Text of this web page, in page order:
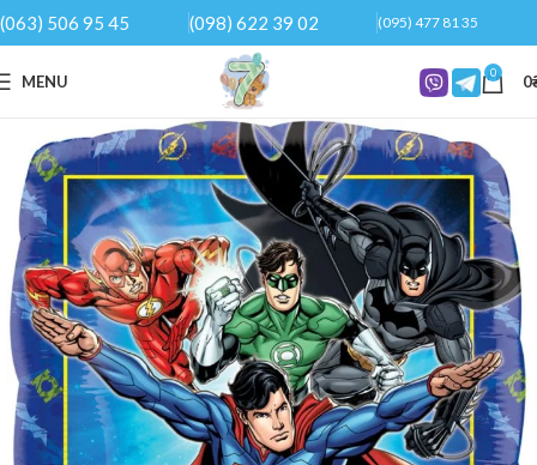
(063) 506 95 45 (098) 622 39 02 (095) 477 81 35
MENU 0 0